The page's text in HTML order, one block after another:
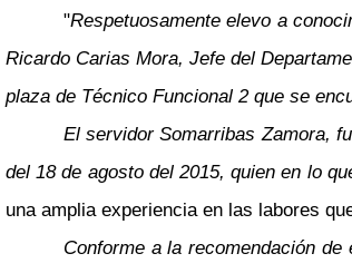
"Respetuosamente elevo a
Ricardo Carias Mora, Jefe del
plaza de Técnico Funcional 2 que se
El servidor Somarribas Zamora,
del 18 de agosto del 2015, quien en lo
una amplia experiencia en las labores
Conforme a la recomendación